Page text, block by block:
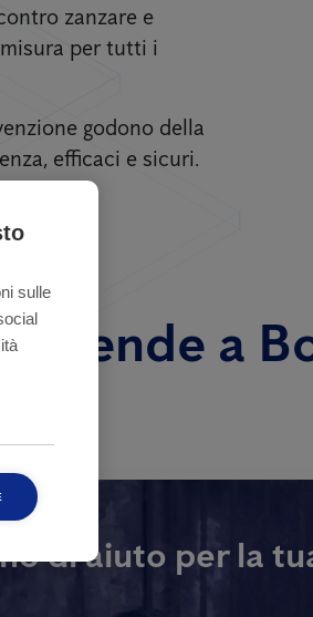
zanzare e
per tutti i
godono della
efficaci e sicuri.
a
di aiuto per la
sulle